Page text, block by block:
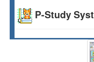
P-Study